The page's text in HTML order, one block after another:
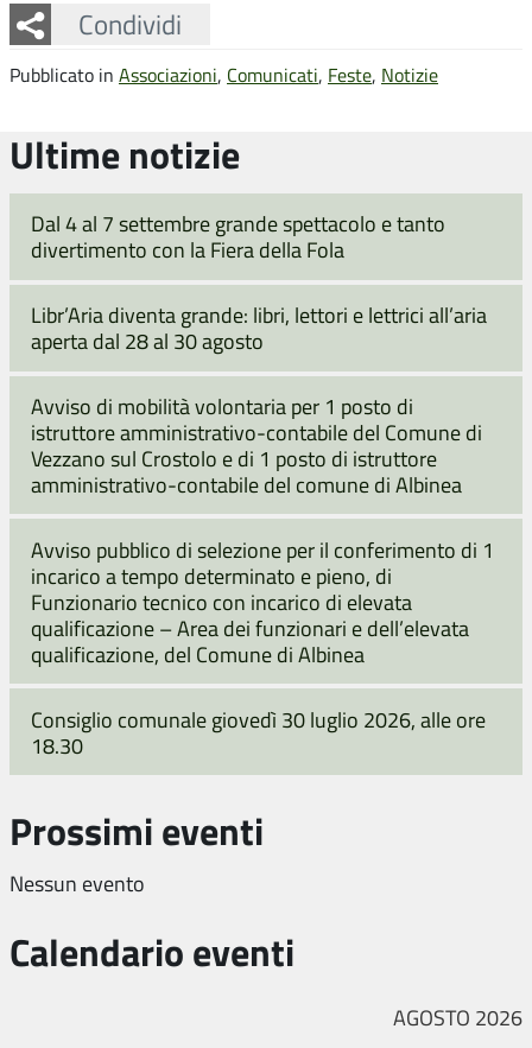
Condividi
Facebook
Twitter
Whatsapp
Pubblicato in Associazioni, Comunicati, Feste, Notizie
Ultime notizie
Dal 4 al 7 settembre grande spettacolo e tanto
divertimento con la Fiera della Fola
Libr’Aria diventa grande: libri, lettori e lettrici all’aria
aperta dal 28 al 30 agosto
Avviso di mobilità volontaria per 1 posto di
istruttore amministrativo-contabile del Comune di
Vezzano sul Crostolo e di 1 posto di istruttore
amministrativo-contabile del comune di Albinea
Avviso pubblico di selezione per il conferimento di 1
incarico a tempo determinato e pieno, di
Funzionario tecnico con incarico di elevata
qualificazione – Area dei funzionari e dell’elevata
qualificazione, del Comune di Albinea
Consiglio comunale giovedì 30 luglio 2026, alle ore
18.30
Prossimi eventi
Nessun evento
Calendario eventi
AGOSTO 2026